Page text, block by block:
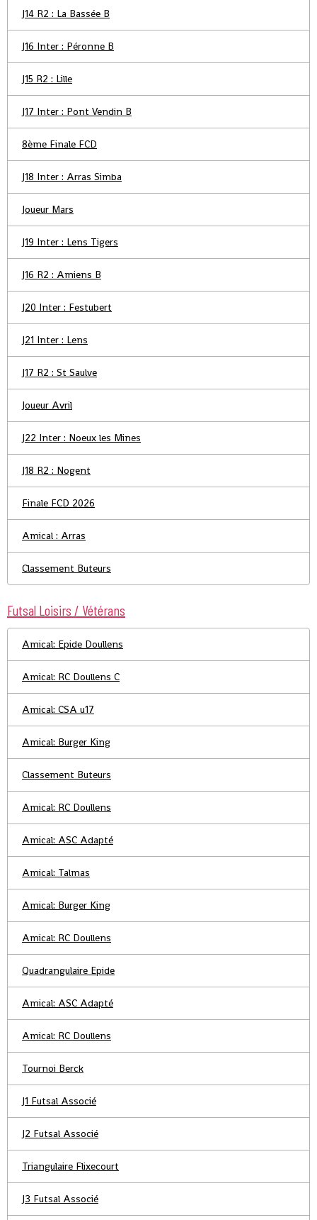
J14 R2 : La Bassée B
J16 Inter : Péronne B
J15 R2 : Lille
J17 Inter : Pont Vendin B
8ème Finale FCD
J18 Inter : Arras Simba
Joueur Mars
J19 Inter : Lens Tigers
J16 R2 : Amiens B
J20 Inter : Festubert
J21 Inter : Lens
J17 R2 : St Saulve
Joueur Avril
J22 Inter : Noeux les Mines
J18 R2 : Nogent
Finale FCD 2026
Amical : Arras
Classement Buteurs
Futsal Loisirs / Vétérans
Amical: Epide Doullens
Amical: RC Doullens C
Amical: CSA u17
Amical: Burger King
Classement Buteurs
Amical: RC Doullens
Amical: ASC Adapté
Amical: Talmas
Amical: Burger King
Amical: RC Doullens
Quadrangulaire Epide
Amical: ASC Adapté
Amical: RC Doullens
Tournoi Berck
J1 Futsal Associé
J2 Futsal Associé
Triangulaire Flixecourt
J3 Futsal Associé